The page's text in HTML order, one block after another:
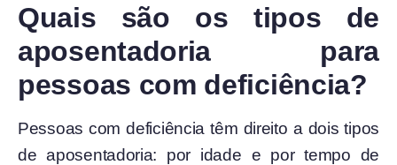
Quais são os tipos de
aposentadoria para
pessoas com deficiência?
Pessoas com deficiência têm direito a dois tipos
de aposentadoria: por idade e por tempo de